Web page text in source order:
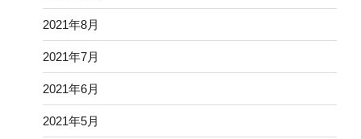
2021年8月
2021年7月
2021年6月
2021年5月